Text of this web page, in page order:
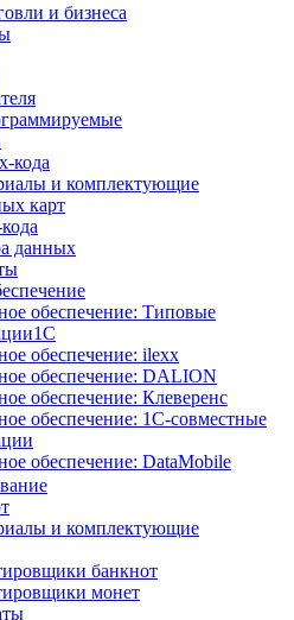
и бизнеса
кода
и комплектующие
карт
данных
обеспечение: Типовые
обеспечение: ilexx
обеспечение: DALION
обеспечение: Клеверенс
обеспечение: 1С-совместные
обеспечение: DataMobile
и комплектующие
банкнот
монет